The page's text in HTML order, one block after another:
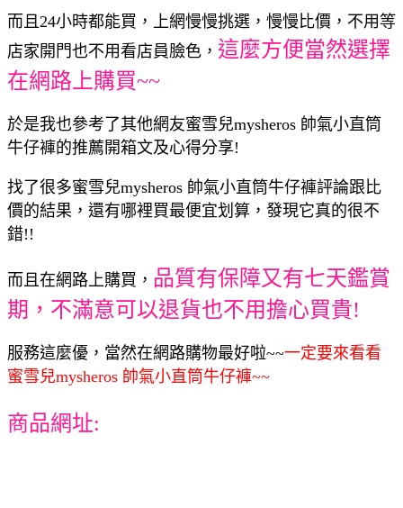
而且24小時都能買，上網慢慢挑選，慢慢比價，不用等
店家開門也不用看店員臉色， 這麼方便當然選擇
在網路上購買~~
於是我也參考了其他網友蜜雪兒mysheros 帥氣小直筒
牛仔褲的推薦開箱文及心得分享!
找了很多蜜雪兒mysheros 帥氣小直筒牛仔褲評論跟比
價的結果，還有哪裡買最便宜划算，發現它真的很不
錯!!
而且在網路上購買， 品質有保障又有七天鑑賞
期，不滿意可以退貨也不用擔心買貴!
服務這麼優，當然在網路購物最好啦~~一定要來看看
蜜雪兒mysheros 帥氣小直筒牛仔褲~~
商品網址: